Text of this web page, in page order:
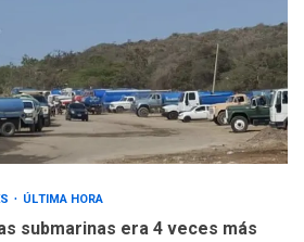
ÚLTIMA HORA
submarinas era 4 veces más